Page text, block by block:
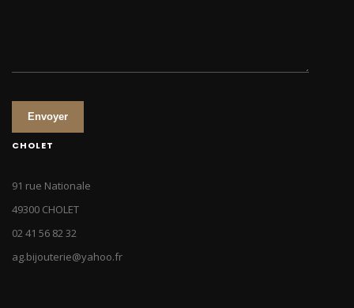
Envoyer
CHOLET
91 rue Nationale
49300 CHOLET
02 41 56 82 32
ag.bijouterie@yahoo.fr